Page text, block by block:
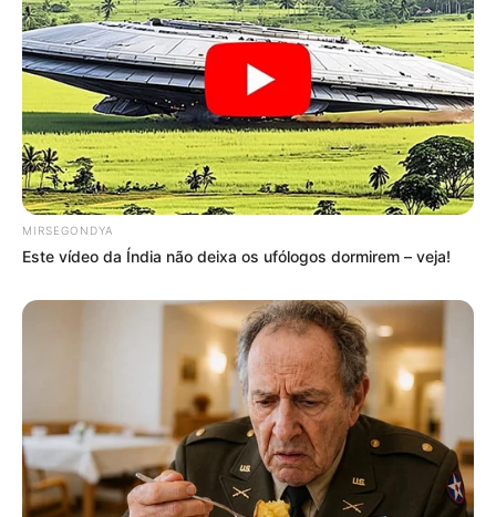
MIRSEGONDYA
Este vídeo da Índia não deixa os ufólogos dormirem – veja!